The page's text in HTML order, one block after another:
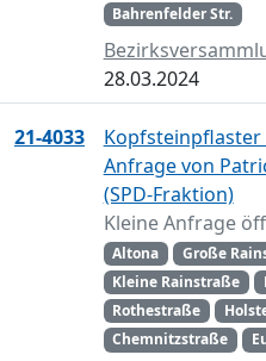
Bahrenfelder Str.
28.03.2024
21-4033
Kopfsteinpflaster
Anfrage von
(SPD-Fraktion)
Kleine Anfrage
Altona Große
Kleine Rainstraße
Rothestraße
Chemnitzstraße